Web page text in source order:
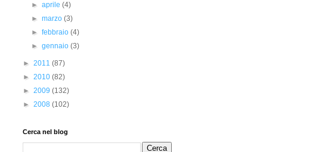
►aprile(4)
►marzo(3)
►febbraio(4)
►gennaio(3)
► 2011 (87)
► 2010 (82)
► 2009 (132)
► 2008 (102)
Cerca nel blog